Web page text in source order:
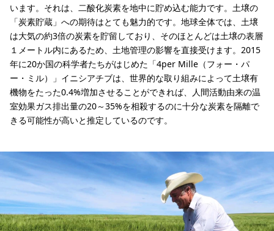
います。それは、二酸化炭素を地中に貯め込む能力です。土壌の
「炭素貯蔵」への期待はとても魅力的です。地球全体では、土壌
は大気の約3倍の炭素を貯留しており、そのほとんどは土壌の表層
１メートル内にあるため、土地管理の影響を直接受けます。2015
年に20か国の科学者たちがはじめた「4per Mille（フォー・パ
ー・ミル）」イニシアチブは、世界的な取り組みによって土壌有
機物をたった0.4%増加させることができれば、人間活動由来の温
室効果ガス排出量の20～35%を相殺するのに十分な炭素を隔離で
きる可能性が高いと推定しているのです。